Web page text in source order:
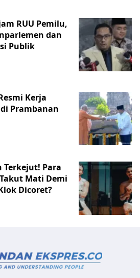
RUU Pemilu,
dan
Publik
Kerja
Prambanan
Terkejut! Para
Mati Demi
Dicoret?